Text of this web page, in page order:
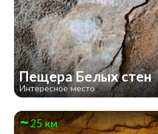
Пещера Белых стен
Интересное место
25 км